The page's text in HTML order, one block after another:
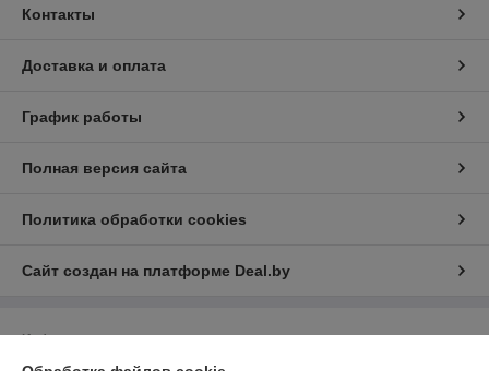
Контакты
Доставка и оплата
График работы
Полная версия сайта
Политика обработки cookies
Сайт создан на платформе Deal.by
Информация для покупателя